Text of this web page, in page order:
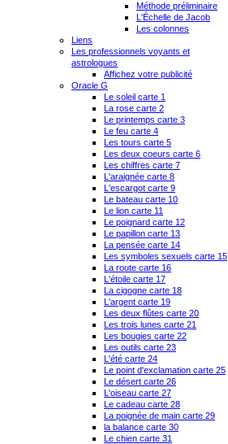
Méthode préliminaire
L'Échelle de Jacob
Les colonnes
Liens
Les professionnels voyants et
astrologues
Affichez votre publicité
Oracle G
Le soleil carte 1
La rose carte 2
Le printemps carte 3
Le feu carte 4
Les tours carte 5
Les deux coeurs carte 6
Les chiffres carte 7
L'araignée carte 8
L'escargot carte 9
Le bateau carte 10
Le lion carte 11
Le poignard carte 12
Le papillon carte 13
La pensée carte 14
Les symboles sexuels carte 15
La route carte 16
L'étoile carte 17
La cigogne carte 18
L'argent carte 19
Les deux flûtes carte 20
Les trois lunes carte 21
Les bougies carte 22
Les outils carte 23
L'été carte 24
Le point d'exclamation carte 25
Le désert carte 26
L'oiseau carte 27
Le cadeau carte 28
La poignée de main carte 29
la balance carte 30
Le chien carte 31